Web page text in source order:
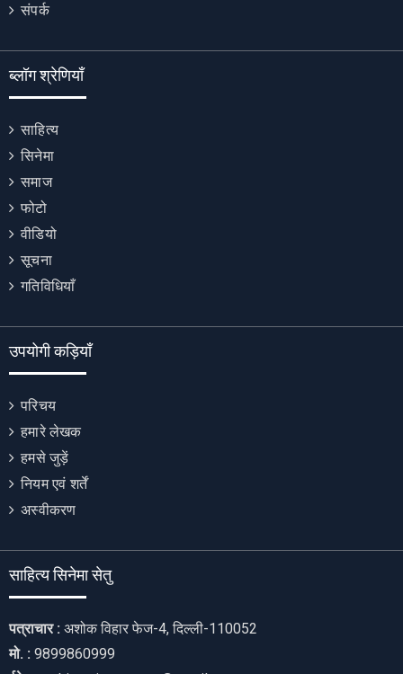
संपर्क
ब्लॉग श्रेणियाँ
साहित्य
सिनेमा
समाज
फोटो
वीडियो
सूचना
गतिविधियाँ
उपयोगी कड़ियाँ
परिचय
हमारे लेखक
हमसे जुड़ें
नियम एवं शर्तें
अस्वीकरण
साहित्य सिनेमा सेतु
पत्राचार : अशोक विहार फेज-4, दिल्ली-110052
मो. : 9899860999